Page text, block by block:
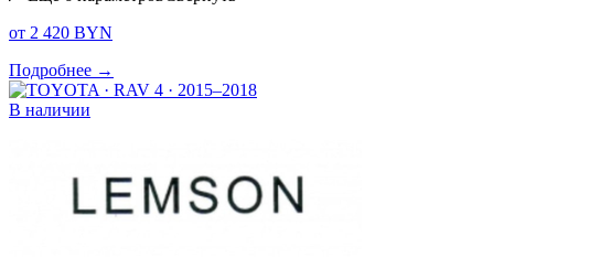
от 2 420 BYN
Подробнее →
В наличии